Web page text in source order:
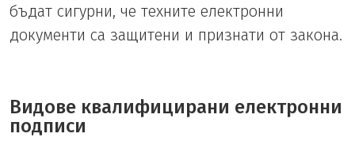
бъдат сигурни, че техните електронни
документи са защитени и признати от закона.
Видове квалифицирани електронни
подписи